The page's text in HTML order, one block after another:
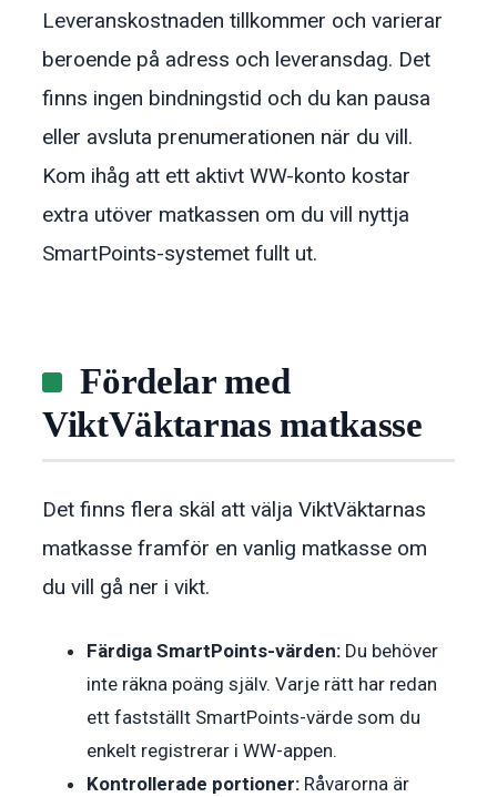
Leveranskostnaden tillkommer och varierar
beroende på adress och leveransdag. Det
finns ingen bindningstid och du kan pausa
eller avsluta prenumerationen när du vill.
Kom ihåg att ett aktivt WW-konto kostar
extra utöver matkassen om du vill nyttja
SmartPoints-systemet fullt ut.
Fördelar med
ViktVäktarnas matkasse
Det finns flera skäl att välja ViktVäktarnas
matkasse framför en vanlig matkasse om
du vill gå ner i vikt.
Färdiga SmartPoints-värden: Du behöver
inte räkna poäng själv. Varje rätt har redan
ett fastställt SmartPoints-värde som du
enkelt registrerar i WW-appen.
Kontrollerade portioner: Råvarorna är